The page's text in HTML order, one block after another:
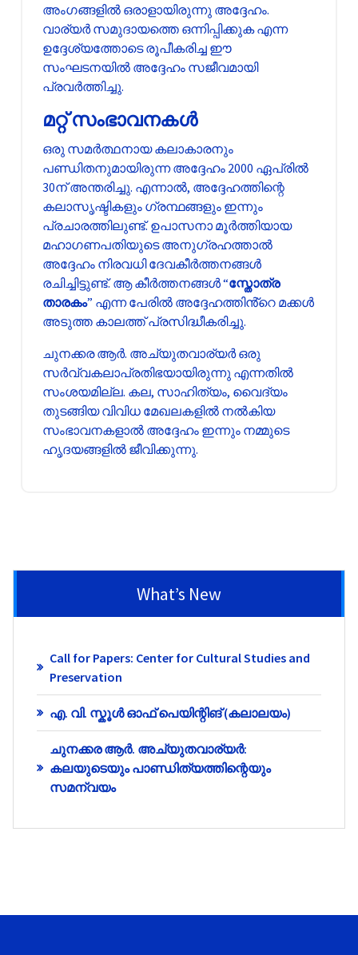
അംഗങ്ങളിൽ ഒരാളായിരുന്നു അദ്ദേഹം.
വാര്യർ സമുദായത്തെ ഒന്നിപ്പിക്കുക എന്ന
ഉദ്ദേശ്യത്തോടെ രൂപീകരിച്ച ഈ
സംഘടനയിൽ അദ്ദേഹം സജീവമായി
പ്രവർത്തിച്ചു.
മറ്റ് സംഭാവനകൾ
ഒരു സമർത്ഥനായ കലാകാരനും
പണ്ഡിതനുമായിരുന്ന അദ്ദേഹം 2000 ഏപ്രിൽ
30ന് അന്തരിച്ചു. എന്നാൽ, അദ്ദേഹത്തിന്റെ
കലാസൃഷ്ടികളും ഗ്രന്ഥങ്ങളും ഇന്നും
പ്രചാരത്തിലുണ്ട്. ഉപാസനാ മൂർത്തിയായ
മഹാഗണപതിയുടെ അനുഗ്രഹത്താൽ
അദ്ദേഹം നിരവധി ദേവകീർത്തനങ്ങൾ
രചിച്ചിട്ടുണ്ട്. ആ കീർത്തനങ്ങൾ “സ്തോത്ര
താരകം” എന്ന പേരിൽ അദ്ദേഹത്തിൻ്റെ മക്കൾ
അടുത്ത കാലത്ത് പ്രസിദ്ധീകരിച്ചു.
ചുനക്കര ആർ. അച്യുതവാര്യർ ഒരു
സർവ്വകലാപ്രതിഭയായിരുന്നു എന്നതിൽ
സംശയമില്ല. കല, സാഹിത്യം, വൈദ്യം
തുടങ്ങിയ വിവിധ മേഖലകളിൽ നൽകിയ
സംഭാവനകളാൽ അദ്ദേഹം ഇന്നും നമ്മുടെ
ഹൃദയങ്ങളിൽ ജീവിക്കുന്നു.
What’s New
Call for Papers: Center for Cultural Studies and
Preservation
എ. വി. സ്കൂൾ ഓഫ് പെയിന്റിങ് (കലാലയം)
ചുനക്കര ആർ. അച്യുതവാര്യർ:
കലയുടെയും പാണ്ഡിത്യത്തിന്റെയും
സമന്വയം